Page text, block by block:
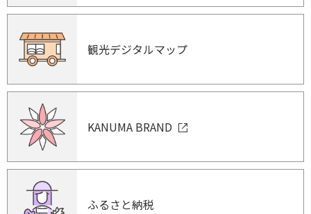
観光デジタルマップ
KANUMA BRAND
ふるさと納税